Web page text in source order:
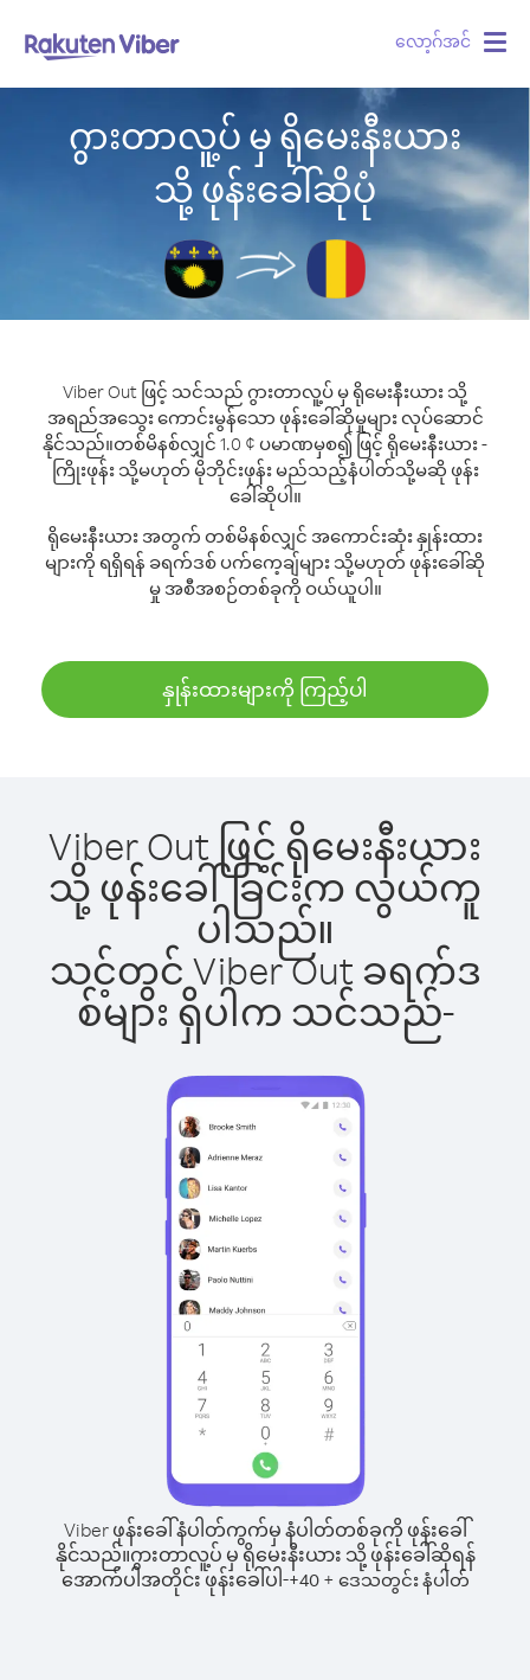
လော့ဂ်အင်
ဂွားတာလူ့ပ် မှ ရိုမေးနီးယား
သို့ ဖုန်းခေါ်ဆိုပုံ
Viber Out ဖြင့် သင်သည် ဂွားတာလူ့ပ် မှ ရိုမေးနီးယား သို့
အရည်အသွေး ကောင်းမွန်သော ဖုန်းခေါ်ဆိုမှုများ လုပ်ဆောင်
နိုင်သည်။တစ်မိနစ်လျှင် 1.0 ¢ ပမာဏမှစ၍ ဖြင့် ရိုမေးနီးယား -
ကြိုးဖုန်း သို့မဟုတ် မိုဘိုင်းဖုန်း မည်သည့်နံပါတ်သို့မဆို ဖုန်း
ခေါ်ဆိုပါ။
ရိုမေးနီးယား အတွက် တစ်မိနစ်လျှင် အကောင်းဆုံး နှုန်းထား
များကို ရရှိရန် ခရက်ဒစ် ပက်ကေ့ချ်များ သို့မဟုတ် ဖုန်းခေါ်ဆို
မှု အစီအစဉ်တစ်ခုကို ဝယ်ယူပါ။
နှုန်းထားများကို ကြည့်ပါ
Viber Out ဖြင့် ရိုမေးနီးယား
သို့ ဖုန်းခေါ်ခြင်းက လွယ်ကူ
ပါသည်။
သင့်တွင် Viber Out ခရက်ဒ
စ်များ ရှိပါက သင်သည်-
Viber ဖုန်းခေါ်နံပါတ်ကွက်မှ နံပါတ်တစ်ခုကို ဖုန်းခေါ်
နိုင်သည်။ဂွားတာလူ့ပ် မှ ရိုမေးနီးယား သို့ ဖုန်းခေါ်ဆိုရန်
အောက်ပါအတိုင်း ဖုန်းခေါ်ပါ-+40+ ဒေသတွင်း နံပါတ်